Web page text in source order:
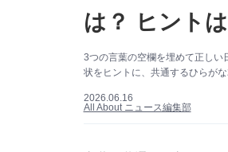
は？ ヒント
3つの言葉の空欄を埋めて正しい
状をヒントに、共通するひらが
2026.06.16
All About ニュース編集部